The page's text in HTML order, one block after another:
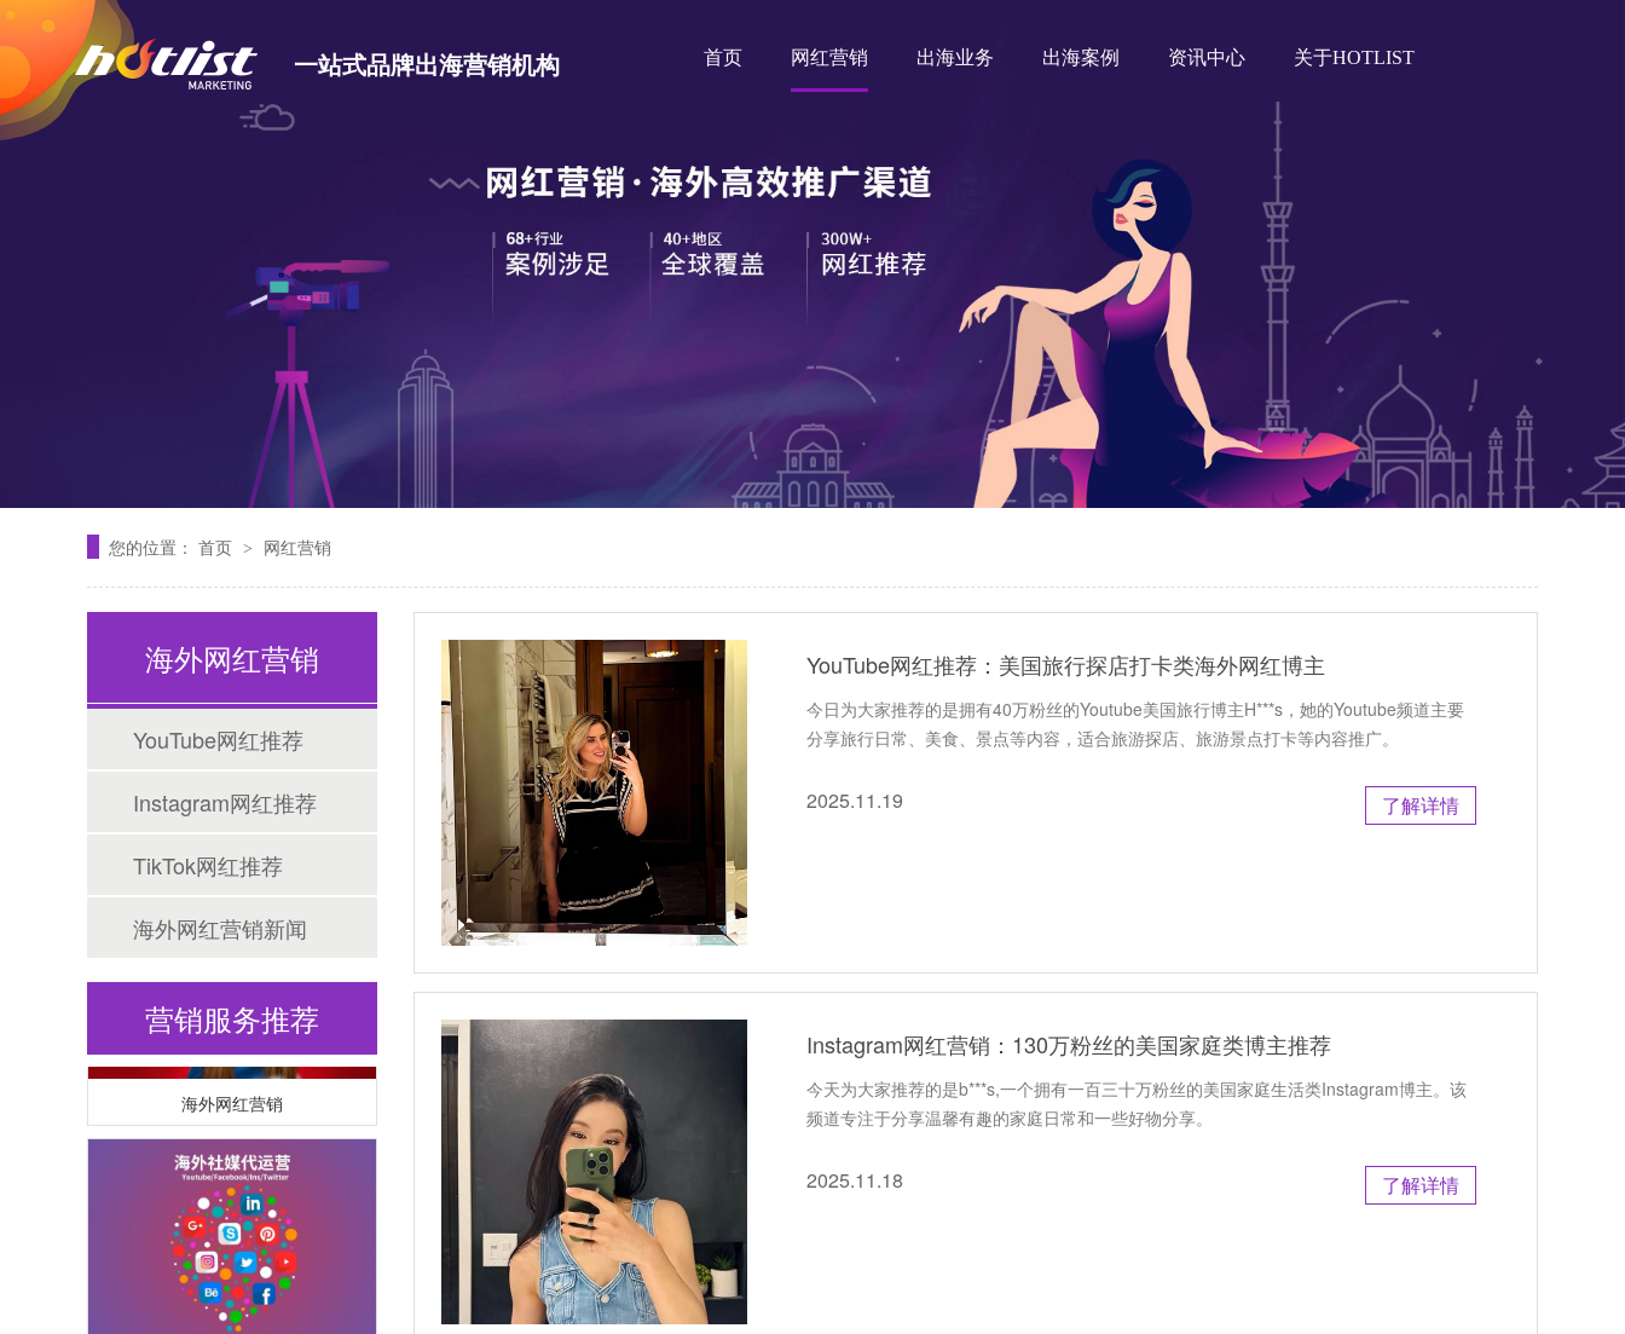
一站式品牌出海营销机构 首页 网红营销 出海业务 出海案例 资讯中心 关于HOTLIST
您的位置： 首页 > 网红营销
YouTube网红推荐：美国旅行探店打卡类海外网红博主
今日为大家推荐的是拥有40万粉丝的Youtube美国旅行博主H***s，她的Youtube频道主要
分享旅行日常、美食、景点等内容，适合旅游探店、旅游景点打卡等内容推广。
2025.11.19 了解详情
Instagram网红营销：130万粉丝的美国家庭类博主推荐
今天为大家推荐的是b***s,一个拥有一百三十万粉丝的美国家庭生活类Instagram博主。该
频道专注于分享温馨有趣的家庭日常和一些好物分享。
2025.11.18 了解详情
海外网红营销
YouTube网红推荐
Instagram网红推荐
TikTok网红推荐
海外网红营销新闻
营销服务推荐
Tiktok海外营销